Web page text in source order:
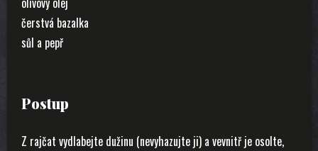
čerstvá bazalka
sůl a pepř
Postup
Z rajčat vydlabejte dužinu (nevyhazujte ji) a vevnitř je osolte,